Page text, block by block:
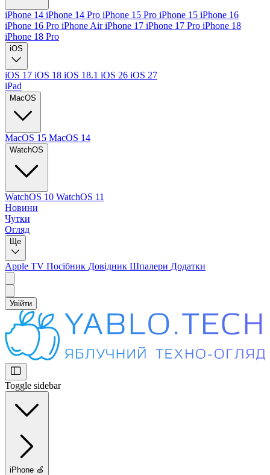
iPhone 14 iPhone 14 Pro iPhone 15 Pro iPhone 15 iPhone 16
iPhone 16 Pro iPhone AiriPhone 17 iPhone 17 Pro iPhone 18
iPhone 18 Pro
iOS
iOS 17 iOS 18 iOS 18.1 iOS 26 iOS 27
iPad
MacOS
MacOS 15 MacOS 14
WatchOS
WatchOS 10 WatchOS 11
Новини
Чутки
Огляд
Ще
Apple TV Посібник Довідник Шпалери Додатки
Увійти
Toggle sidebar
iPhone 🍏